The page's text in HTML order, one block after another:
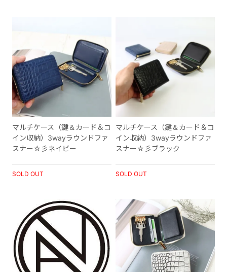
マルチケース（鍵＆カード＆コ
イン収納）3wayラウンドファ
スナー☆彡ネイビー
SOLD OUT
マルチケース（鍵＆カード＆コ
イン収納）3wayラウンドファ
スナー☆彡ブラック
SOLD OUT